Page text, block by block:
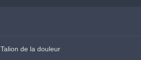
Talion de la douleur